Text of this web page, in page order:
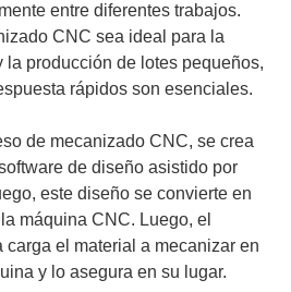
entre diferentes trabajos.
CNC sea ideal para la
la producción de lotes pequeños,
rápidos son esenciales.
de mecanizado CNC, se crea
de diseño asistido por
este diseño se convierte en
máquina CNC. Luego, el
el material a mecanizar en
y lo asegura en su lugar.